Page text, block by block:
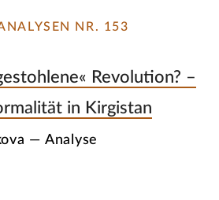
NR. 153
Revolution? –
in Kirgistan
— Analyse